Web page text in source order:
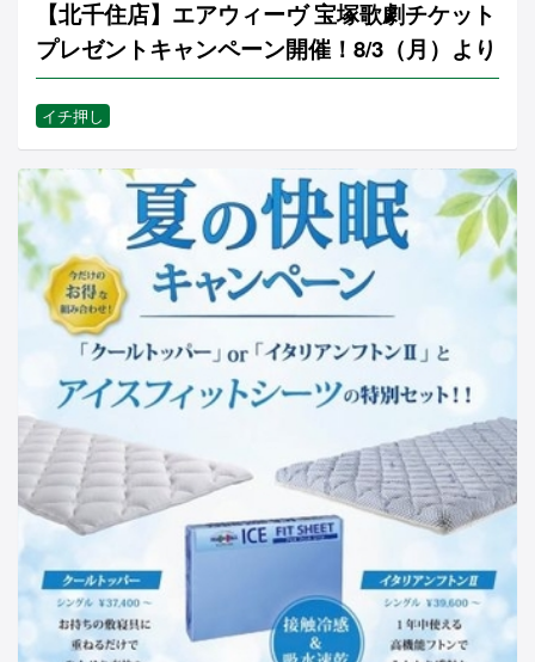
【北千住店】エアウィーヴ 宝塚歌劇チケット
プレゼントキャンペーン開催！8/3（月）より
イチ押し